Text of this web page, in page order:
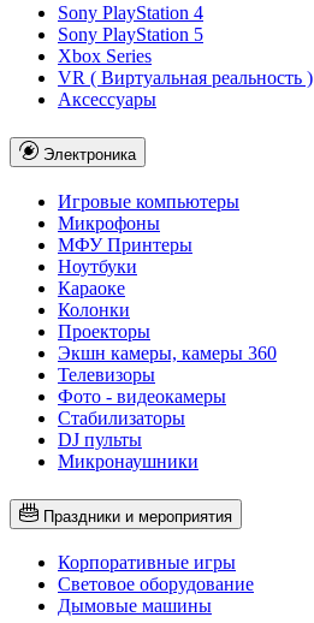
Sony PlayStation 4
Sony PlayStation 5
Xbox Series
VR ( Виртуальная реальность )
Аксессуары
Электроника
Игровые компьютеры
Микрофоны
МФУ Принтеры
Ноутбуки
Караоке
Колонки
Проекторы
Экшн камеры, камеры 360
Телевизоры
Фото - видеокамеры
Стабилизаторы
DJ пульты
Микронаушники
Праздники и мероприятия
Корпоративные игры
Световое оборудование
Дымовые машины